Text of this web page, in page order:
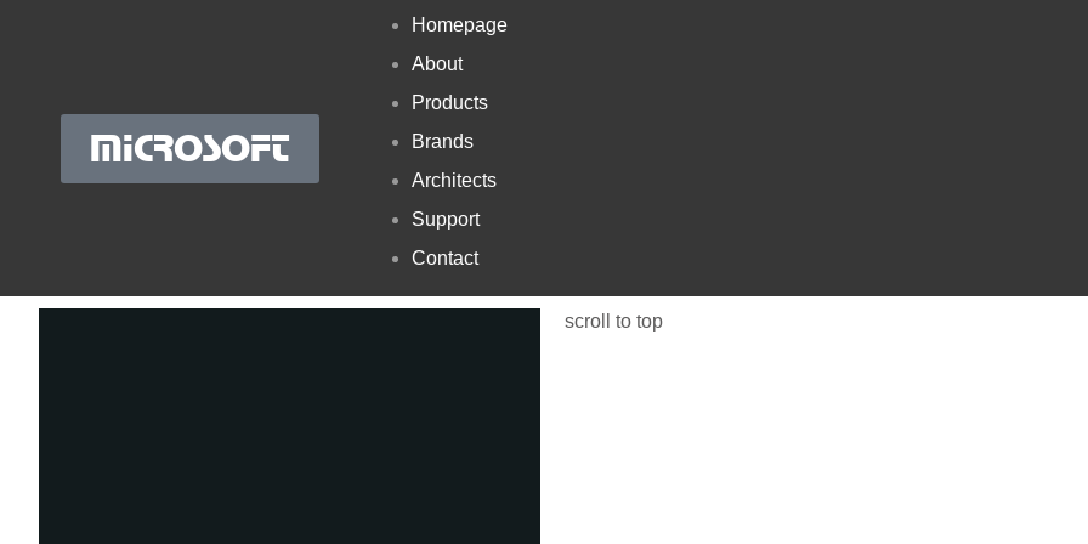
MICROSOFT
Homepage
About
Products
Brands
Architects
Support
Contact
scroll to top